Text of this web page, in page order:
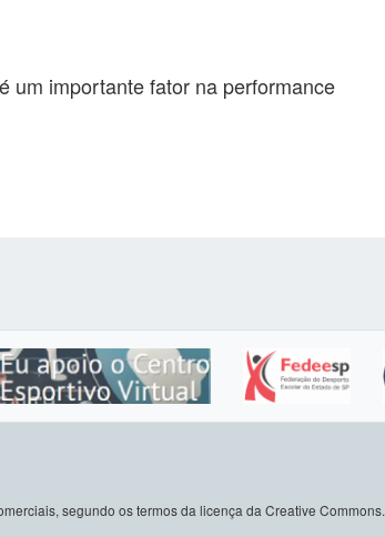
um importante fator na performance
segundo os termos da licença da Creative Commons.